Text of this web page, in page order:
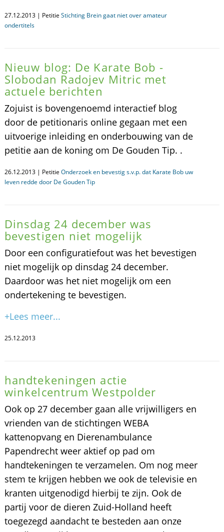
27.12.2013 | Petitie Stichting Brein gaat niet over amateur
ondertitels
Nieuw blog: De Karate Bob -
Slobodan Radojev Mitric met
actuele berichten
Zojuist is bovengenoemd interactief blog
door de petitionaris online gegaan met een
uitvoerige inleiding en onderbouwing van de
petitie aan de koning om De Gouden Tip. .
26.12.2013 | Petitie Onderzoek en bevestig s.v.p. dat Karate Bob uw
leven redde door De Gouden Tip
Dinsdag 24 december was
bevestigen niet mogelijk
Door een configuratiefout was het bevestigen
niet mogelijk op dinsdag 24 december.
Daardoor was het niet mogelijk om een
ondertekening te bevestigen.
+Lees meer...
25.12.2013
handtekeningen actie
winkelcentrum Westpolder
Ook op 27 december gaan alle vrijwilligers en
vrienden van de stichtingen WEBA
kattenopvang en Dierenambulance
Papendrecht weer aktief op pad om
handtekeningen te verzamelen. Om nog meer
stem te krijgen hebben we ook de televisie en
kranten uitgenodigd hierbij te zijn. Ook de
partij voor de dieren Zuid-Holland heeft
toegezegd aandacht te besteden aan onze